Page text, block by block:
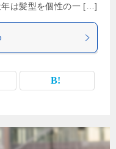
年は髪型を個性の一 […]